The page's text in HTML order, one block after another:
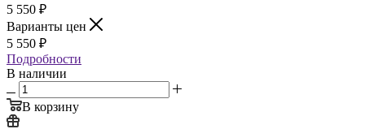
5 550 ₽
Варианты цен
5 550 ₽
Подробности
В наличии
В корзину